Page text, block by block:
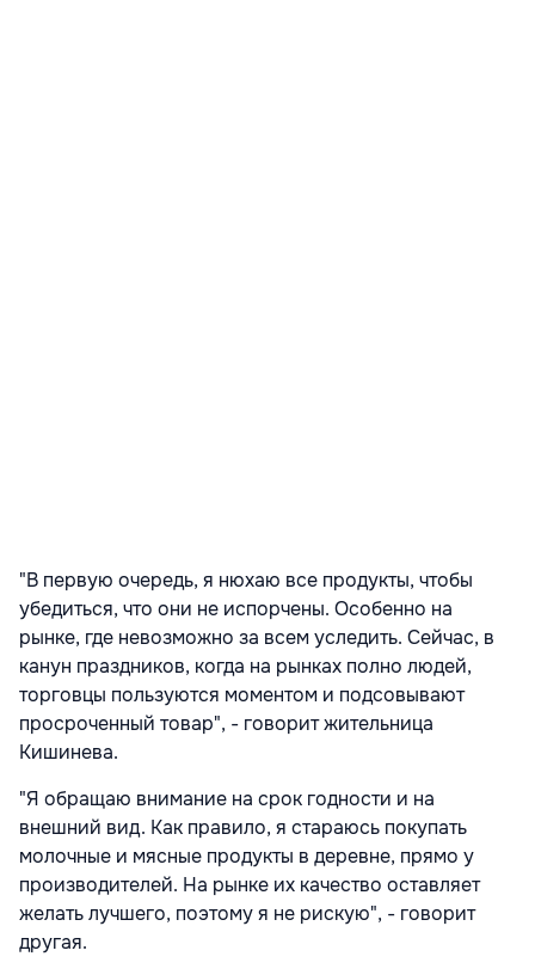
"В первую очередь, я нюхаю все продукты, чтобы
убедиться, что они не испорчены. Особенно на
рынке, где невозможно за всем уследить. Сейчас, в
канун праздников, когда на рынках полно людей,
торговцы пользуются моментом и подсовывают
просроченный товар", - говорит жительница
Кишинева.
"Я обращаю внимание на срок годности и на
внешний вид. Как правило, я стараюсь покупать
молочные и мясные продукты в деревне, прямо у
производителей. На рынке их качество оставляет
желать лучшего, поэтому я не рискую", - говорит
другая.